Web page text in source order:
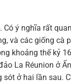
ý nghĩa rất
và các giống cà
khoảng thế kỷ
La Réunion ở
sót ở hai lần sau.